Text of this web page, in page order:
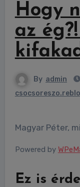
Hogy
az
By admin
Magyar Péter,
Powered by
Ez is